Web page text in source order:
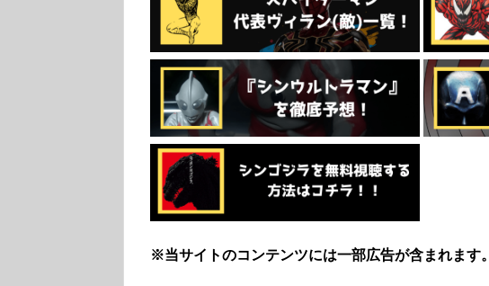
※当サイトのコンテンツには一部広告が含まれます。